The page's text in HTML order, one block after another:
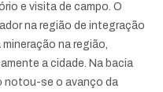
e visita de campo. O
na região de integração
na região,
a cidade. Na bacia
notou-se o avanço da